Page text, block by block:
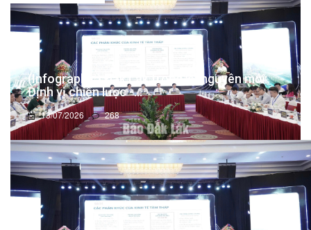
(Infographic) Đắk Lắk trong kỷ nguyên mới:
Định vị chiến lược -...
13/07/2026 268